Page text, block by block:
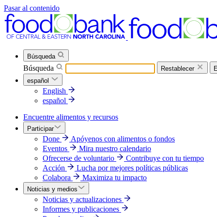
Pasar al contenido
Búsqueda
Búsqueda Restablecer
español
English
español
Encuentre alimentos y recursos
Participar
Done
Apóyenos con alimentos o fondos
Eventos
Mira nuestro calendario
Ofrecerse de voluntario
Contribuye con tu tiempo
Acción
Lucha por mejores políticas públicas
Colabora
Maximiza tu impacto
Noticias y medios
Noticias y actualizaciones
Informes y publicaciones